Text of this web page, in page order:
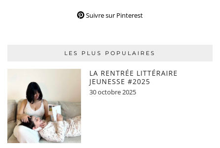
Suivre sur Pinterest
LES PLUS POPULAIRES
LA RENTRÉE LITTÉRAIRE
JEUNESSE #2025
30 octobre 2025